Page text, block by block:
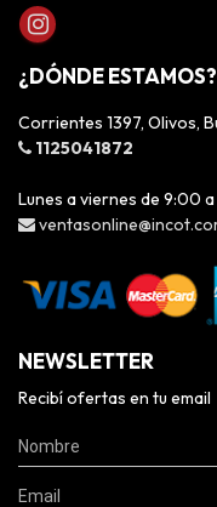
¿DÓNDE ESTAMOS?
Corrientes 1397, Olivos,
1125041872
Lunes a viernes de 9:00
NEWSLETTER
Recibí ofertas en tu email